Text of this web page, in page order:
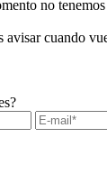
no
avisar cuando